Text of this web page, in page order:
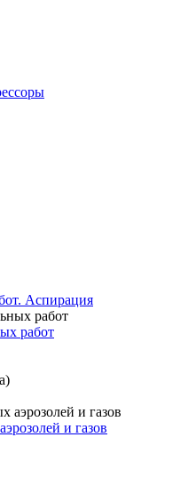
Аспирация
работ
и газов